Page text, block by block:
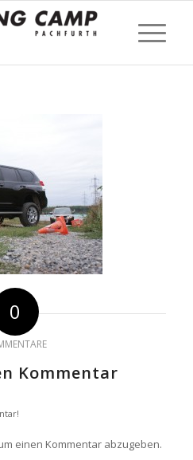
0
Kommentar
einen Kommentar abzugeben.